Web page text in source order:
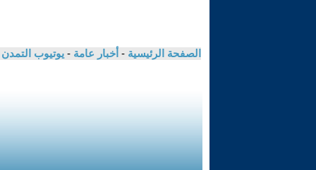
الصفحة الرئيسية - أخبار عامة - يوتيوب التمدن